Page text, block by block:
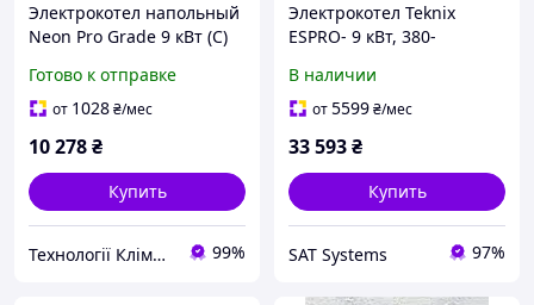
Электрокотел напольный
Neon Pro Grade 9 кВт (C)
Готово к отправке
от 1028₴/мес
10 278₴
Купить
Технології Клімату Юа 99%
Электрокотел Teknix
ESPRO- 9 кВт, 380-
В наличии
от5599₴/мес
33 593₴
Купить
SAT Systems 97%